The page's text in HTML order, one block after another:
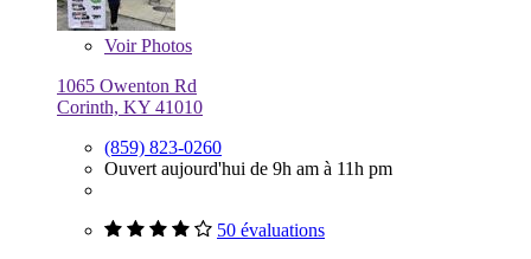
VoirPhotos
1065 Owenton Rd
Corinth, KY 41010
(859) 823-0260
Ouvert aujourd'hui de 9h am à 11h pm
50 évaluations